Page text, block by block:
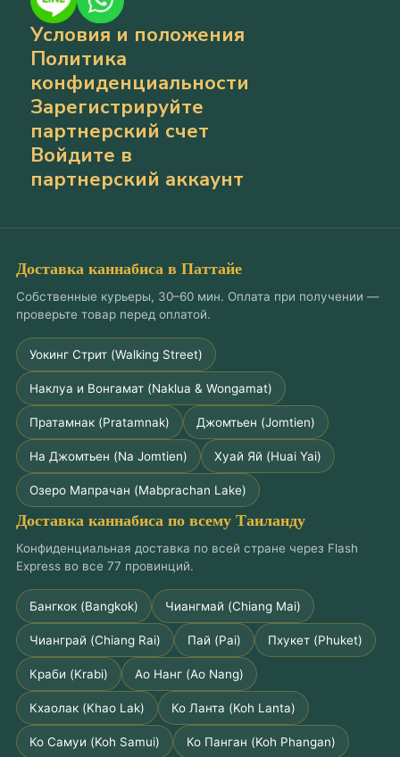
Условия и положения
Политика
конфиденциальности
Зарегистрируйте
партнерский счет
Войдите в
партнерский аккаунт
Доставка каннабиса в Паттайе
Собственные курьеры, 30–60 мин. Оплата при получении —
проверьте товар перед оплатой.
Уокинг Стрит (Walking Street)
Наклуа и Вонгамат (Naklua & Wongamat)
Пратамнак (Pratamnak) Джомтьен (Jomtien)
На Джомтьен (Na Jomtien) Хуай Яй (Huai Yai)
Озеро Мапрачан (Mabprachan Lake)
Доставка каннабиса по всему Таиланду
Конфиденциальная доставка по всей стране через Flash
Express во все 77 провинций.
Бангкок (Bangkok) Чиангмай (Chiang Mai)
Чианграй (Chiang Rai) Пай (Pai) Пхукет (Phuket)
Краби (Krabi) Ао Нанг (Ao Nang)
Кхаолак (Khao Lak) Ко Ланта (Koh Lanta)
Ко Самуи (Koh Samui) Ко Панган (Koh Phangan)